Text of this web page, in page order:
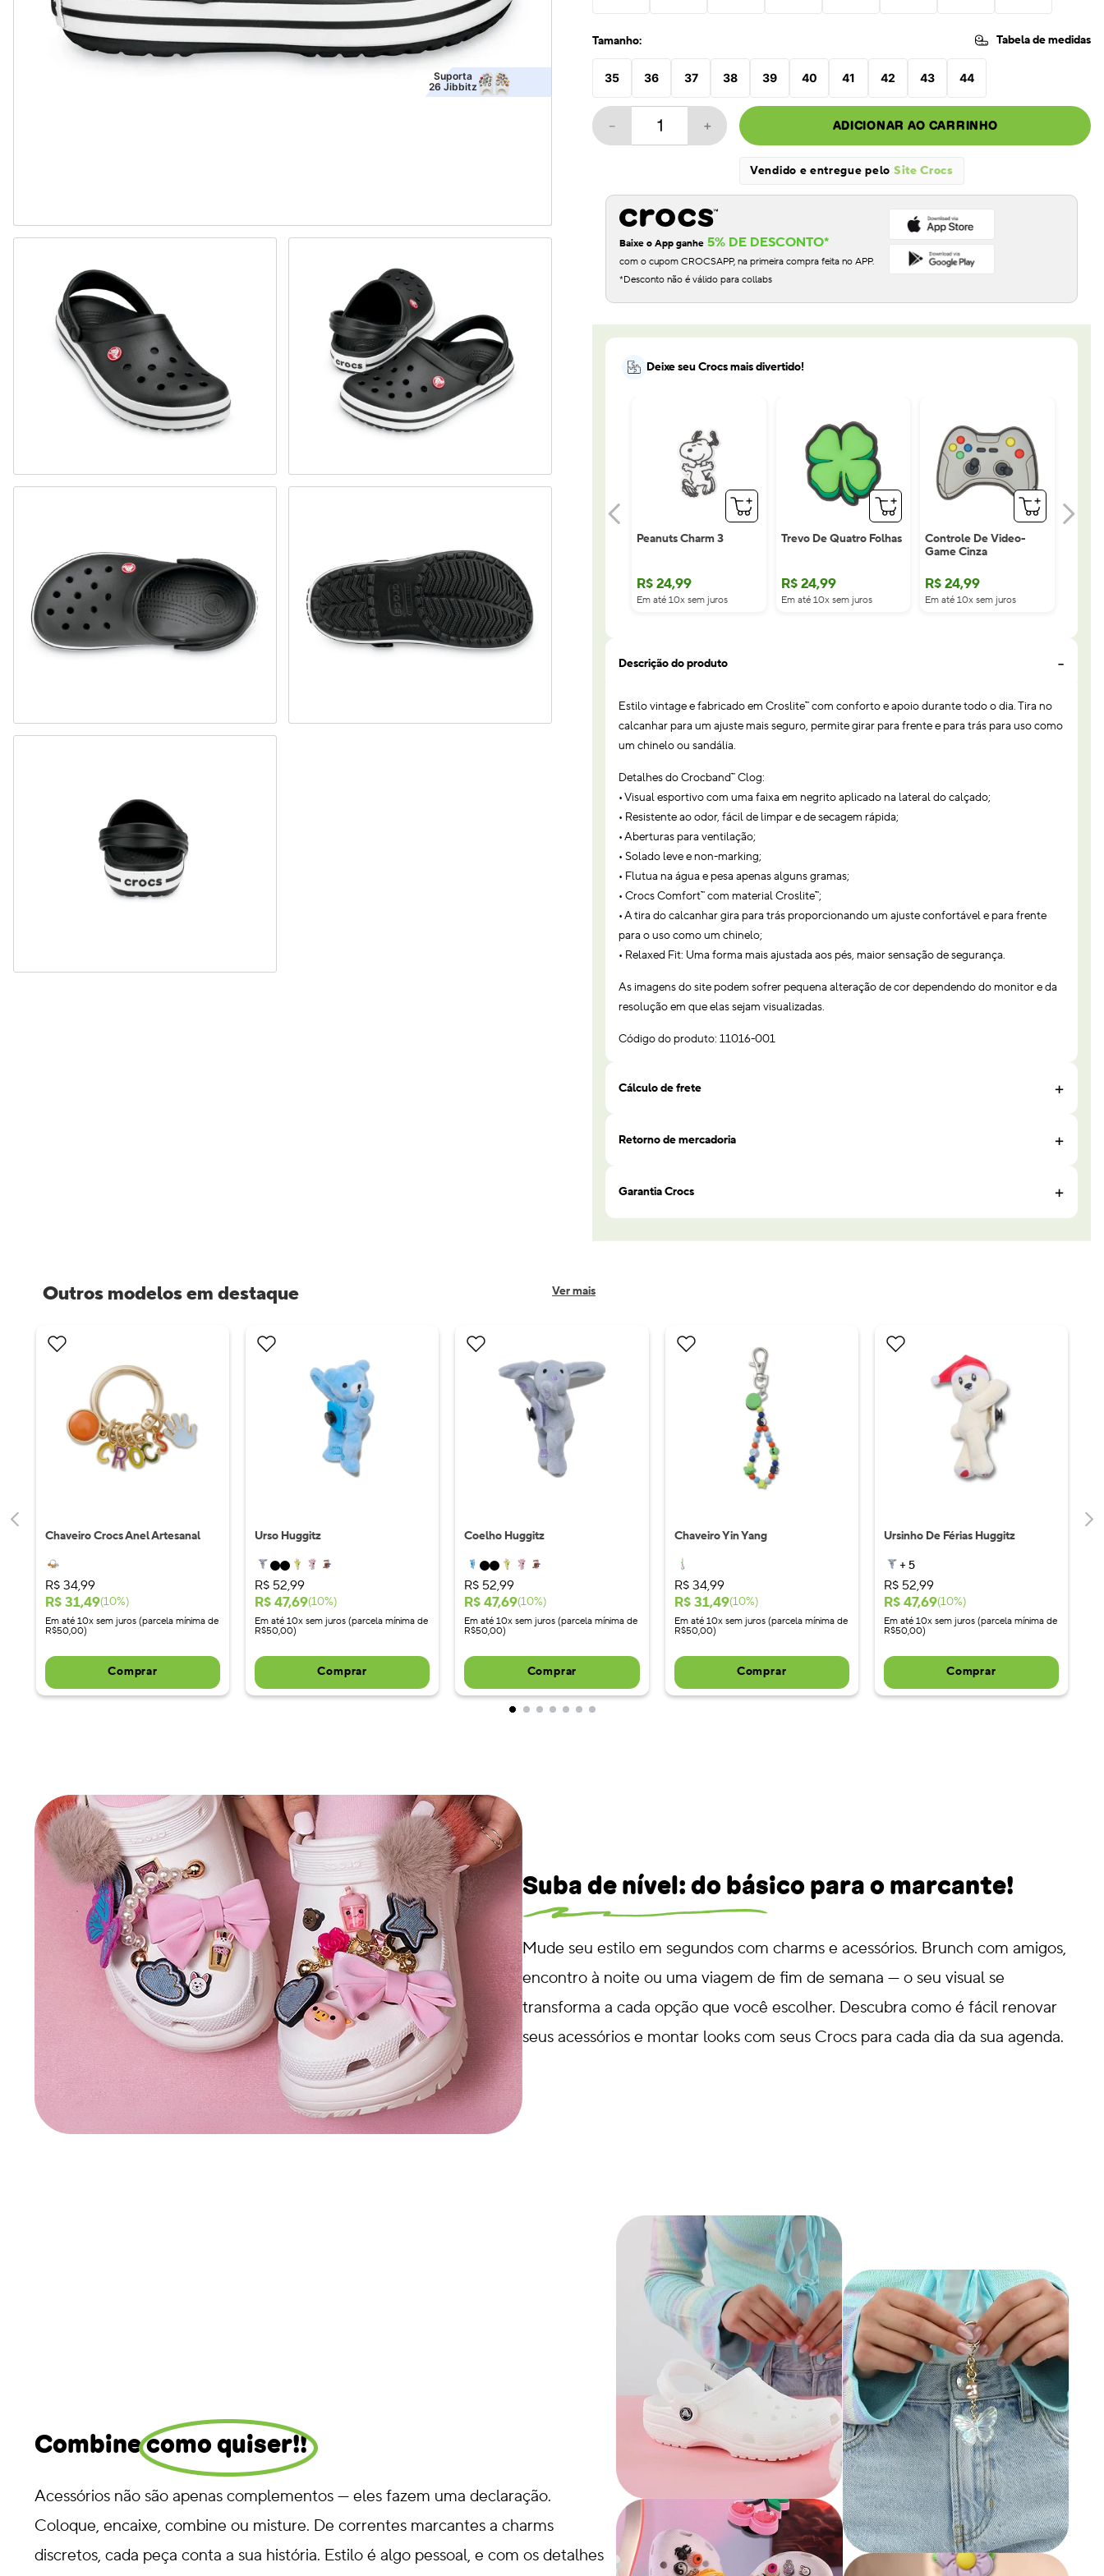
Suporta
26 Jibbitz
Tamanho: Tabela de medidas
35 36 37 38 39 40 41 42 43 44
＋
－ ADICIONAR AO CARRINHO
Vendido e entregue pelo Site Crocs
Baixe o App ganhe 5% DE DESCONTO*
com o cupom CROCSAPP, na primeira compra feita no APP.
*Desconto não é válido para collabs
Deixe seu Crocs mais divertido!
Peanuts Charm 3
R$24,99
Em até 10x sem juros
Trevo De Quatro Folhas
R$24,99
Em até 10x sem juros
Controle De Video-
Game Cinza
R$24,99
Em até 10x sem juros
Descrição do produto
Estilo vintage e fabricado em Croslite™ com conforto e apoio durante todo o dia. Tira no
calcanhar para um ajuste mais seguro, permite girar para frente e para trás para uso como
um chinelo ou sandália.
Detalhes do Crocband™ Clog:
• Visual esportivo com uma faixa em negrito aplicado na lateral do calçado;
• Resistente ao odor, fácil de limpar e de secagem rápida;
• Aberturas para ventilação;
• Solado leve e non-marking;
• Flutua na água e pesa apenas alguns gramas;
• Crocs Comfort™ com material Croslite™;
• A tira do calcanhar gira para trás proporcionando um ajuste confortável e para frente
para o uso como um chinelo;
• Relaxed Fit: Uma forma mais ajustada aos pés, maior sensação de segurança.
As imagens do site podem sofrer pequena alteração de cor dependendo do monitor e da
resolução em que elas sejam visualizadas.
Código do produto: 11016-001
Cálculo de frete
Retorno de mercadoria
Garantia Crocs
Outros modelos em destaque Ver mais
Chaveiro Crocs Anel Artesanal
R$ 34,99
R$31,49(10%)
Em até 10x sem juros (parcela mínima de
R$50,00)
Comprar
Urso Huggitz
R$ 52,99
R$47,69(10%)
Em até 10x sem juros (parcela mínima de
R$50,00)
Comprar
Coelho Huggitz
R$ 52,99
R$47,69(10%)
Em até 10x sem juros (parcela mínima de
R$50,00)
Comprar
Chaveiro Yin Yang
R$ 34,99
R$ 31,49(10%)
Em até 10x sem juros (parcela mínima de
R$50,00)
Comprar
Ursinho De Férias Huggitz
+5
R$ 52,99
R$47,69(10%)
Em até 10x sem juros (parcela mínima de
R$50,00)
Comprar
Suba de nível: do básico para o marcante!
Mude seu estilo em segundos com charms e acessórios. Brunch com amigos,
encontro à noite ou uma viagem de fim de semana — o seu visual se
transforma a cada opção que você escolher. Descubra como é fácil renovar
seus acessórios e montar looks com seus Crocs para cada dia da sua agenda.
Combine como quiser!!
Acessórios não são apenas complementos — eles fazem uma declaração.
Coloque, encaixe, combine ou misture. De correntes marcantes a charms
discretos, cada peça conta a sua história. Estilo é algo pessoal, e com os detalhes
10º crocband